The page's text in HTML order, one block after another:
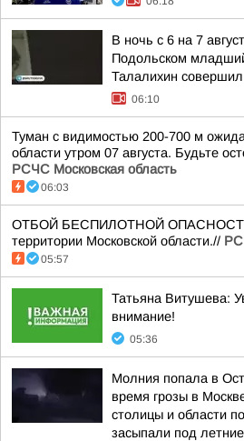
В ночь с 6 на 7
Подольском
Талалихин
06:10
Туман с видимостью 200-700 м
области утром 07 августа. Будьте
РСЧС Московская область
06:03
ОТБОЙ БЕСПИЛОТНОЙ ОПАСНОСТИ
территории Московской области.//
05:57
Татьяна Витушева:
внимание!
05:36
Молния попала в
время грозы в
столицы и области
засыпали под